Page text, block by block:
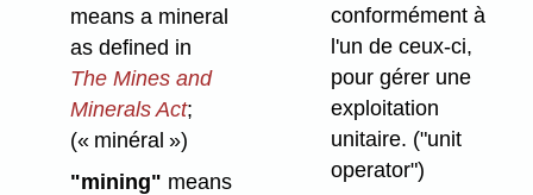
means a mineral
as defined in
The Mines and
Minerals Act;
(« minéral »)
"mining" means
conformément à
l'un de ceux-ci,
pour gérer une
exploitation
unitaire. ("unit
operator")